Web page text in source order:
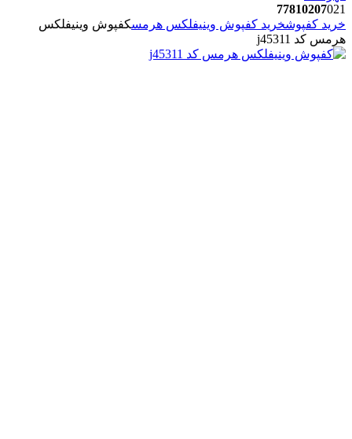
77810207021
خرید کفپوشخرید کفپوش وینیفلکس هرمسکفپوش وینیفلکس
هرمس کد j45311